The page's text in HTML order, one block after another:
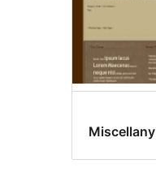
Miscellany